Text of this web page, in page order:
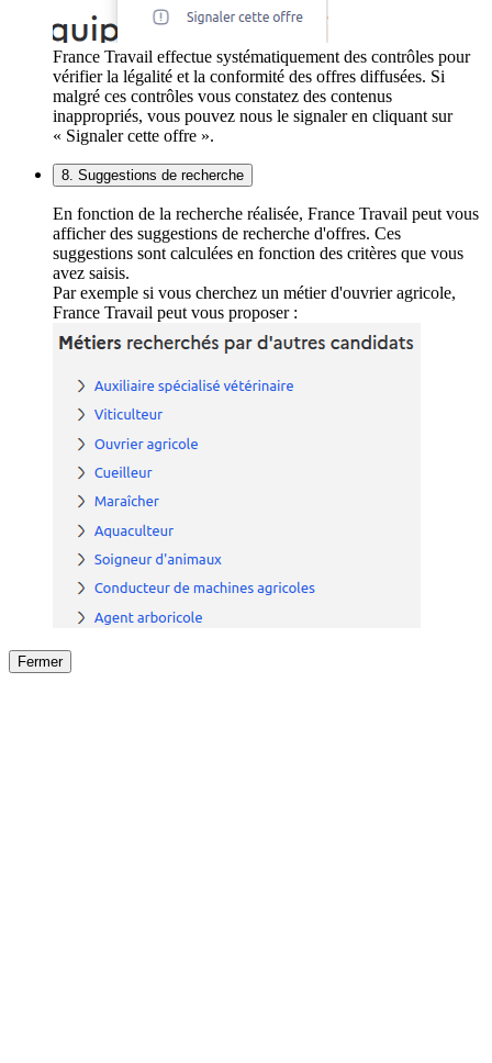
France Travail effectue systématiquement des contrôles pour
vérifier la légalité et la conformité des offres diffusées. Si
malgré ces contrôles vous constatez des contenus
inappropriés, vous pouvez nous le signaler en cliquant sur
« Signaler cette offre ».
8. Suggestions de recherche
En fonction de la recherche réalisée, France Travail peut vous
afficher des suggestions de recherche d'offres. Ces
suggestions sont calculées en fonction des critères que vous
avez saisis.
Par exemple si vous cherchez un métier d'ouvrier agricole,
France Travail peut vous proposer :
Fermer